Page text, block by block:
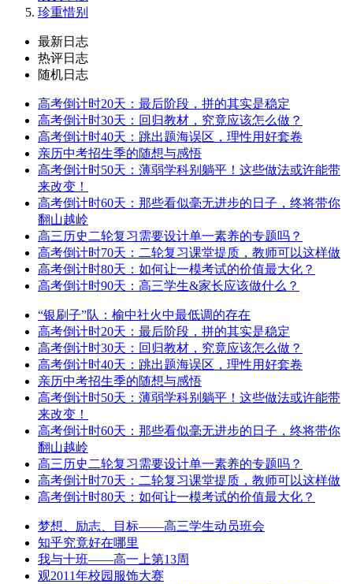
珍重惜别
最新日志
热评日志
随机日志
高考倒计时20天：最后阶段，拼的其实是稳定
高考倒计时30天：回归教材，究竟应该怎么做？
高考倒计时40天：跳出题海误区，理性用好套卷
亲历中考招生季的随想与感悟
高考倒计时50天：薄弱学科别躺平！这些做法或许能带
来改变！
高考倒计时60天：那些看似毫无进步的日子，终将带你
翻山越岭
高三历史二轮复习需要设计单一素养的专题吗？
高考倒计时70天：二轮复习课堂提质，教师可以这样做
高考倒计时80天：如何让一模考试的价值最大化？
高考倒计时90天：高三学生&家长应该做什么？
“银刷子”队：榆中社火中最低调的存在
高考倒计时20天：最后阶段，拼的其实是稳定
高考倒计时30天：回归教材，究竟应该怎么做？
高考倒计时40天：跳出题海误区，理性用好套卷
亲历中考招生季的随想与感悟
高考倒计时50天：薄弱学科别躺平！这些做法或许能带
来改变！
高考倒计时60天：那些看似毫无进步的日子，终将带你
翻山越岭
高三历史二轮复习需要设计单一素养的专题吗？
高考倒计时70天：二轮复习课堂提质，教师可以这样做
高考倒计时80天：如何让一模考试的价值最大化？
梦想、励志、目标——高三学生动员班会
知乎究竟好在哪里
我与十班——高一上第13周
观2011年校园服饰大赛